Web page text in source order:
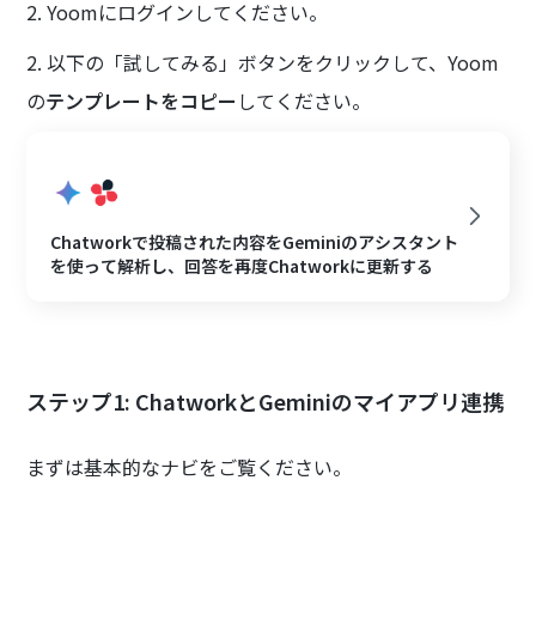
2. Yoomにログインしてください。
2. 以下の「試してみる」ボタンをクリックして、Yoom
のテンプレートをコピー してください。
Chatworkで投稿された内容をGeminiのアシスタント
を使って解析し、回答を再度Chatworkに更新する
ステップ1: ChatworkとGeminiのマイアプリ連携
まずは基本的なナビをご覧ください。